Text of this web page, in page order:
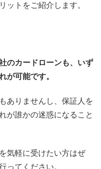
ットをご紹介します。
のカードローンも、いず
が可能です。
ありませんし、保証人を
が誰かの迷惑になること
気軽に受けたい方はぜ
ってください。